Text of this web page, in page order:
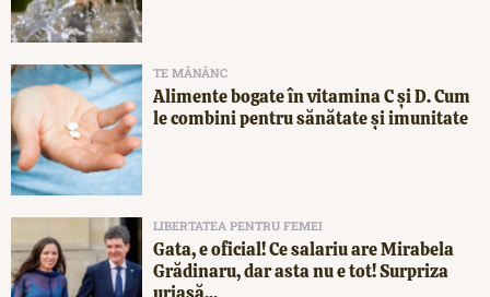
TE MĂNÂNC
Alimente bogate în vitamina C și D. Cum
le combini pentru sănătate și imunitate
LIBERTATEA PENTRU FEMEI
Gata, e oficial! Ce salariu are Mirabela
Grădinaru, dar asta nu e tot! Surpriza